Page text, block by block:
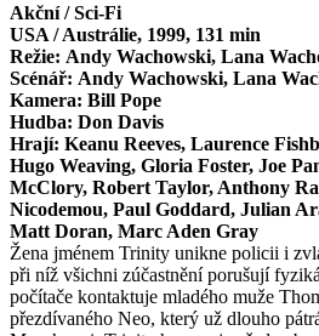
Akční / Sci-Fi
USA / Austrálie, 1999, 131 min
Režie: Andy Wachowski, Lana
Scénář: Andy Wachowski, Lana
Kamera: Bill Pope
Hudba: Don Davis
Hrají: Keanu Reeves, Laurence
Hugo Weaving, Gloria Foster, Joe
McClory, Robert Taylor, Anthony
Nicodemou, Paul Goddard, Julian
Matt Doran, Marc Aden Gray
Žena jménem Trinity unikne policii i
při níž všichni zúčastnění porušují
počítače kontaktuje mladého muže
přezdívaného Neo, který už dlouho